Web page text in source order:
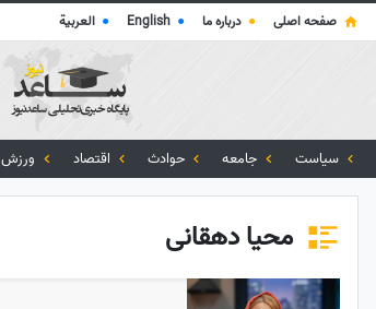
صفحه اصلی ● درباره ما ●
English
● العربية
سیاست جامعه حوادث اقتصاد ورزش
محیا دهقانی